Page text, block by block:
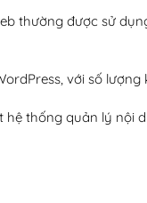
thường được sử
với số
thống quản lý nội